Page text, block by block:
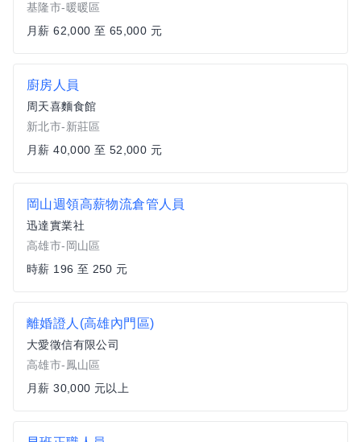
基隆市-暖暖區
月薪 62,000 至 65,000 元
廚房人員
周天喜麵食館
新北市-新莊區
月薪 40,000 至 52,000 元
岡山週領高薪物流倉管人員
迅達實業社
高雄市-岡山區
時薪 196 至 250 元
離婚證人(高雄內門區)
大愛徵信有限公司
高雄市-鳳山區
月薪 30,000 元以上